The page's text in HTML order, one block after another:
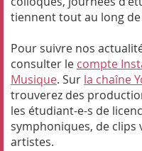
tiennent tout au long de
Pour suivre nos
consulter le compte
Musique. Sur la chaîne
trouverez des
les étudiant-e-s de
symphoniques, de clips
artistes.